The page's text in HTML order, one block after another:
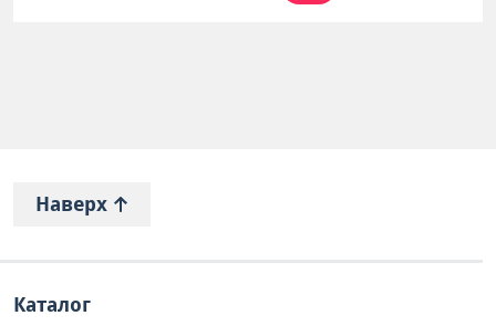
Наверх
Каталог